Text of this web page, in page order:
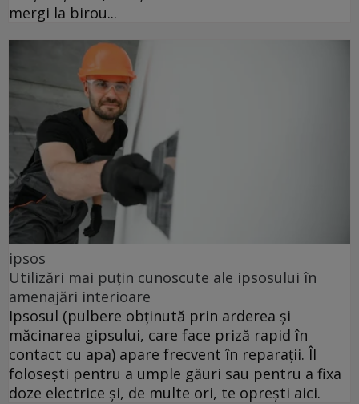
mergi la birou...
ipsos
Utilizări mai puțin cunoscute ale ipsosului în
amenajări interioare
Ipsosul (pulbere obținută prin arderea și
măcinarea gipsului, care face priză rapid în
contact cu apa) apare frecvent în reparații. Îl
folosești pentru a umple găuri sau pentru a fixa
doze electrice și, de multe ori, te oprești aici.